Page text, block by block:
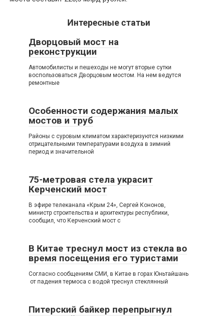
Интересные статьи
Дворцовый мост на
реконструкции
Автомобилисты и пешеходы не могут вторые сутки
воспользоваться Дворцовым мостом. На нем ведутся
ремонтные
Особенности содержания малых
мостов и труб
Районы с суровым климатом характеризуются низкими
отрицательными температурами воздуха в зимний
период и значительной
75-метровая стела украсит
Керченский мост
В эфире телеканала «Крым 24», Сергей Кононов,
министр строительства и архитектуры республики,
сообщил, что Керченский мост с
В Китае треснул мост из стекла во
время посещения его туристами
Согласно сообщениям СМИ, в Китае в горах Юньтайшань
от падения термоса с водой треснул стеклянный
Питерский байкер перепрыгнул